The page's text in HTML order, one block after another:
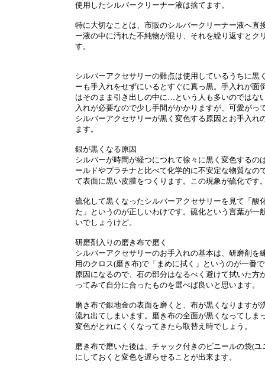
使用したシルバークリーナー液は捨てます。
特に大切なことは、市販のシルバークリーナー液へ
ー液の中に汚れた不純物が混り、それを繰り返すと
す。
シルバーアクセサリーの難点は使用しているうちに
ーも手入れをせずにいるとすぐに真っ黒。手入れが
はそのまま引き出しの中に…という人も多いのではな
入れが必要なので少し手間がかかりますが、可愛が
シルバーアクセサリーが黒く変色する原因とお手入
ます。
銀が黒くなる原因
シルバーが時間が経つにつれて徐々に黒く変色する
ールドやプラチナと比べて化学的に不安定な物質な
て表面に黒い皮膜をつくります。この現象が硫化です
硫化して黒くなったシルバーアクセサリーを見て「
た」というのが正しいわけです。硫化という言葉が
いでしょうけど。
研磨剤入りの磨き布で磨く
シルバーアクセサリーのお手入れの基本は、研磨剤
用のクロス(磨き布)で「まめに拭く」というのが一番
原因になるので、石の部分はなるべく避けて拭いた
ってみて自分に合ったものを選べば良いと思います。
磨き布で銀地金の表面を磨くと、布が黒くなります
流れ出てしまいます。磨き布の全面が黒くなってし
変色がとれにくくなってきたら取替え時でしょう。
磨き布で磨いた後は、チャック付きのビニールの袋(
にしておくと変色を遅らせることが出来ます。